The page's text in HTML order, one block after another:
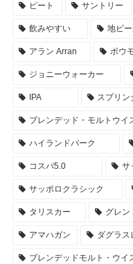
ピート サントリー
飲みやすい 地ビ
アラン Arran ボウ
ジョニーウォーカー
IPA スプリン
ブレンデッド・モルトウイ
ハイランドパーク
コスパ5.0 サ
サッポロクラシック
タリスカー グレン
アマハガン ダグラス
ブレンデッドモルト・ウイ